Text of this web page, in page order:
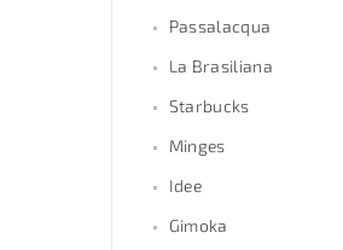
Passalacqua
La Brasiliana
Starbucks
Minges
Idee
Gimoka